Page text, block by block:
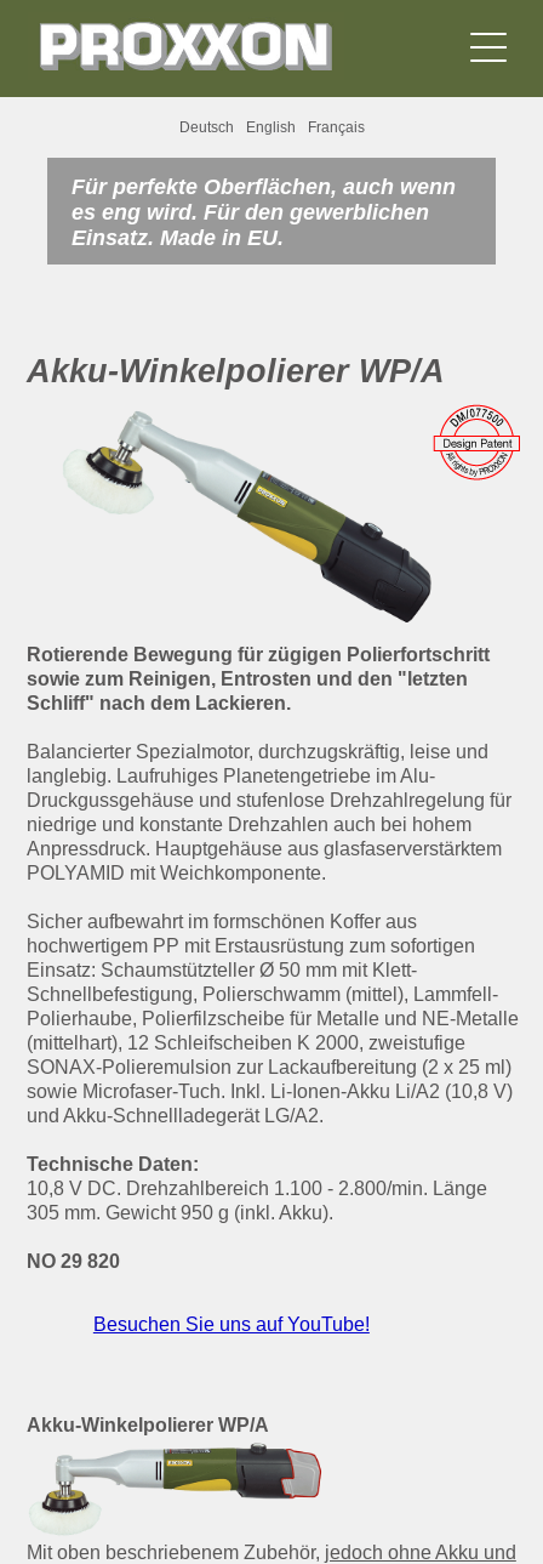
Deutsch English Français
Für perfekte Oberflächen, auch wenn
es eng wird. Für den gewerblichen
Einsatz. Made in EU.
Akku-Winkelpolierer WP/A
Rotierende Bewegung für zügigen Polierfortschritt
sowie zum Reinigen, Entrosten und den "letzten
Schliff" nach dem Lackieren.
Balancierter Spezialmotor, durchzugskräftig, leise und
langlebig. Laufruhiges Planetengetriebe im Alu-
Druckgussgehäuse und stufenlose Drehzahlregelung für
niedrige und konstante Drehzahlen auch bei hohem
Anpressdruck. Hauptgehäuse aus glasfaserverstärktem
POLYAMID mit Weichkomponente.
Sicher aufbewahrt im formschönen Koffer aus
hochwertigem PP mit Erstausrüstung zum sofortigen
Einsatz: Schaumstützteller Ø 50 mm mit Klett-
Schnellbefestigung, Polierschwamm (mittel), Lammfell-
Polierhaube, Polierfilzscheibe für Metalle und NE-Metalle
(mittelhart), 12 Schleifscheiben K 2000, zweistufige
SONAX-Polieremulsion zur Lackaufbereitung (2 x 25 ml)
sowie Microfaser-Tuch. Inkl. Li-Ionen-Akku Li/A2 (10,8 V)
und Akku-Schnellladegerät LG/A2.
Technische Daten:
10,8 V DC. Drehzahlbereich 1.100 - 2.800/min. Länge
305 mm. Gewicht 950 g (inkl. Akku).
NO 29 820
Besuchen Sie uns auf YouTube!
Akku-Winkelpolierer WP/A
Mit oben beschriebenem Zubehör, jedoch ohne Akku und